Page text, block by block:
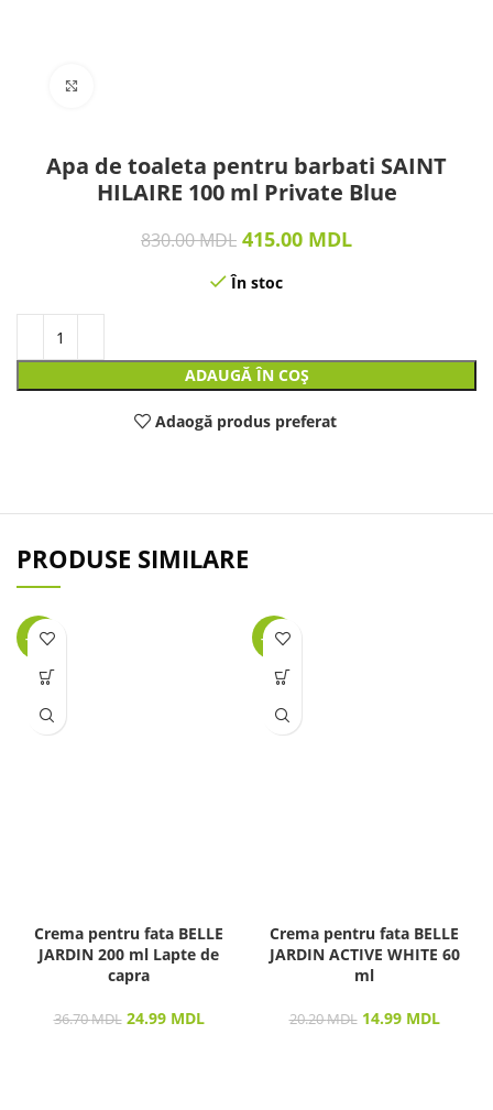
Apa de toaleta pentru barbati SAINT
HILAIRE 100 ml Private Blue
830.00MDL 415.00 MDL
În stoc
ADAUGĂ ÎN COȘ
Adaogă produs preferat
PRODUSE SIMILARE
-32%
Crema pentru fata BELLE
JARDIN 200 ml Lapte de
capra
36.70MDL 24.99 MDL
-26%
Crema pentru fata BELLE
JARDIN ACTIVE WHITE 60
ml
20.20MDL 14.99 MDL